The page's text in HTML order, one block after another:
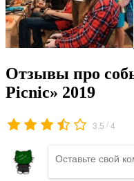
Отзывы про
Picnic» 2019
3.5 /4